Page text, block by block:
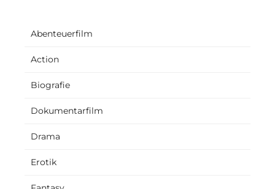
Abenteuerfilm
Action
Biografie
Dokumentarfilm
Drama
Erotik